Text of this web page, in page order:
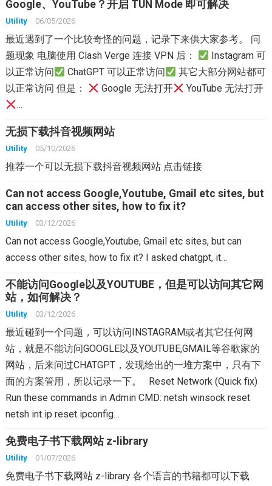
Google、YouTube？开启 TUN Mode 即可解决
Utility 06/05/2026
最近遇到了一个比较奇怪的问题，记录下来供大家参考。 问
题现象 电脑使用 Clash Verge 连接 VPN 后：
Instagram 可
以正常访问
ChatGPT 可以正常访问
其它大部分网站都可
以正常访问 但是：
Google 无法打开
YouTube 无法打开
…
无损下载抖音视频网站
Utility 05/10/2026
推荐一个可以无损下载抖音视频网站 点击链接
Can not access Google,Youtube, Gmail etc sites, but
can access other sites, how to fix it?
Utility 03/12/2026
Can not access Google,Youtube, Gmail etc sites, but can
access other sites, how to fix it? I asked chatgpt, it…
不能访问Google以及YOUTUBE，但是可以访问其它网
站，如何解决？
Utility 03/12/2026
最近碰到一个问题，可以访问INSTAGRAM或者其它任何网
站，就是不能访问GOOGLE以及YOUTUBE,GMAIL等谷歌家的
网站，后来问过CHATGPT，发现给出的一堆方案中，只有下
面的方案管用，所以记录一下。 Reset Network (Quick fix)
Run these commands in Admin CMD: netsh winsock reset
netsh int ip reset ipconfig…
免费电子书下载网站 z-library
Utility 01/07/2026
免费电子书下载网站 z-library 各个语言的书籍都可以下载